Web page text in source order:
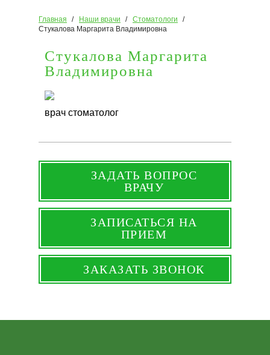
Главная Наши врачи
Стоматологи
Стукалова Маргарита Владимировна
Стукалова Маргарита
Владимировна
врач стоматолог
ЗАДАТЬ ВОПРОС
ВРАЧУ
ЗАПИСАТЬСЯ НА
ПРИЕМ
ЗАКАЗАТЬ ЗВОНОК